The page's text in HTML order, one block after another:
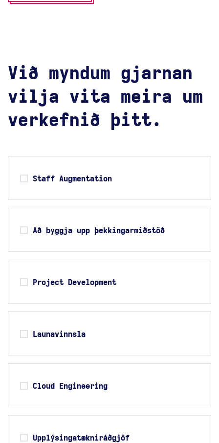
Við myndum gjarnan
vilja vita meira um
verkefnið þitt.
Staff Augmentation
Að byggja upp þekkingarmiðstöð
Project Development
Launavinnsla
Cloud Engineering
Upplýsingatækniráðgjöf